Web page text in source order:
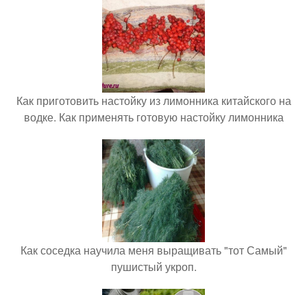
Как приготовить настойку из лимонника китайского на
водке. Как применять готовую настойку лимонника
Как соседка научила меня выращивать "тот Самый"
пушистый укроп.